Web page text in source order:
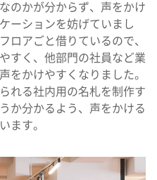
のかが分からず、声をかけ
ーションを妨げていまし
ロアごと借りているので、
すく、他部門の社員など業
をかけやすくなりました。
れる社内用の名札を制作す
か分かるよう、声をかける
ます。